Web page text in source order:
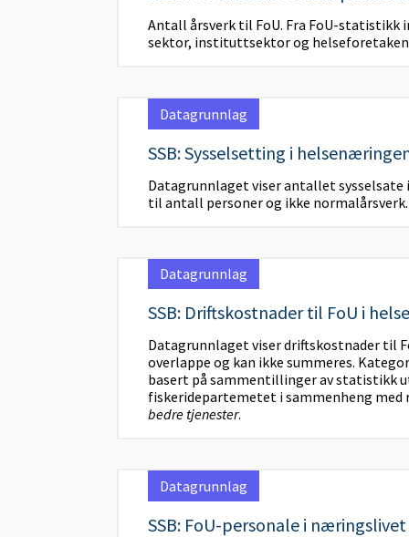
Antall årsverk til FoU. Fra FoU-
sektor, instituttsektor og
Datagrunnlag
SSB: Sysselsetting i
Datagrunnlaget viser antallet
til antall personer og ikke normalårsverk.
Datagrunnlag
SSB: Driftskostnader til FoU i
Datagrunnlaget viser driftskostnader til
overlappe og kan ikke summeres.
basert på sammentillinger av statistikk
fiskeridepartemetet i sammenheng
bedre tjenester.
Datagrunnlag
SSB: FoU-personale i